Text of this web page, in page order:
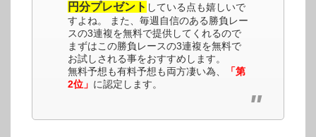
円分プレゼント している点も嬉しいで
すよね。 また、毎週自信のある勝負レー
スの3連複を無料で提供してくれるので
まずはこの勝負レースの3連複を無料で
お試しされる事をおすすめします。
無料予想も有料予想も両方凄い為、
「第
2位」 に認定します。